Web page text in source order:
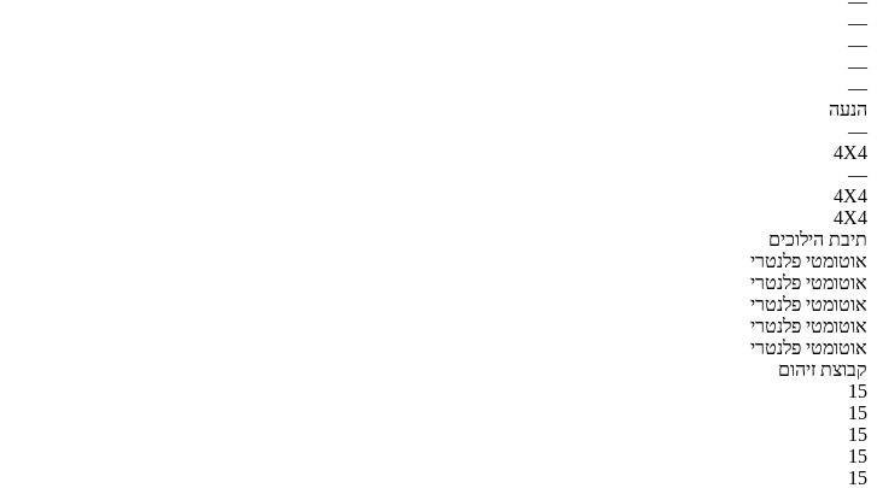
—
—
—
—
הנעה
—
4X4
—
4X4
4X4
תיבת הילוכים
אוטומטי פלנטרי
אוטומטי פלנטרי
אוטומטי פלנטרי
אוטומטי פלנטרי
אוטומטי פלנטרי
קבוצת זיהום
15
15
15
15
15